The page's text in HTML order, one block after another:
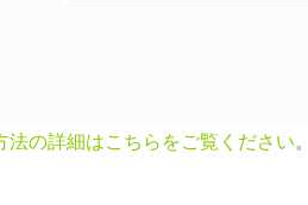
法の詳細はこちらをご覧ください。